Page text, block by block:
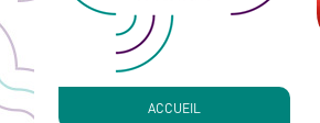
ACCUEIL